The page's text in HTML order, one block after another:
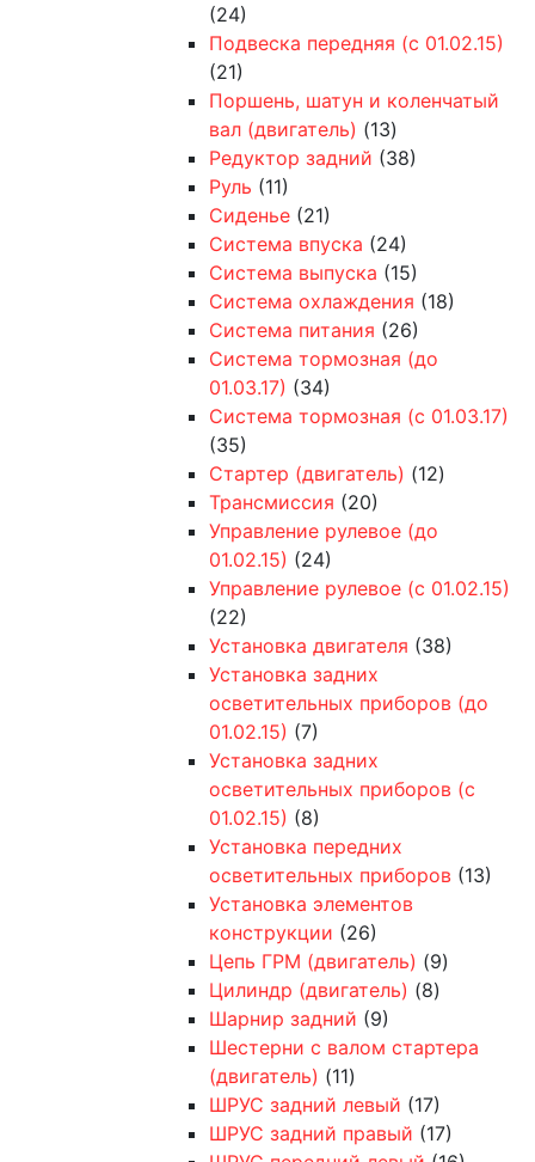
(24)
Подвеска передняя (с 01.02.15)
(21)
Поршень, шатун и коленчатый
вал (двигатель) (13)
Редуктор задний (38)
Руль (11)
Сиденье (21)
Система впуска (24)
Система выпуска (15)
Система охлаждения (18)
Система питания (26)
Система тормозная (до
01.03.17) (34)
Система тормозная (с 01.03.17)
(35)
Стартер (двигатель) (12)
Трансмиссия (20)
Управление рулевое (до
01.02.15) (24)
Управление рулевое (с 01.02.15)
(22)
Установка двигателя (38)
Установка задних
осветительных приборов (до
01.02.15) (7)
Установка задних
осветительных приборов (с
01.02.15) (8)
Установка передних
осветительных приборов (13)
Установка элементов
конструкции (26)
Цепь ГРМ (двигатель) (9)
Цилиндр (двигатель) (8)
Шарнир задний (9)
Шестерни с валом стартера
(двигатель) (11)
ШРУС задний левый (17)
ШРУС задний правый (17)